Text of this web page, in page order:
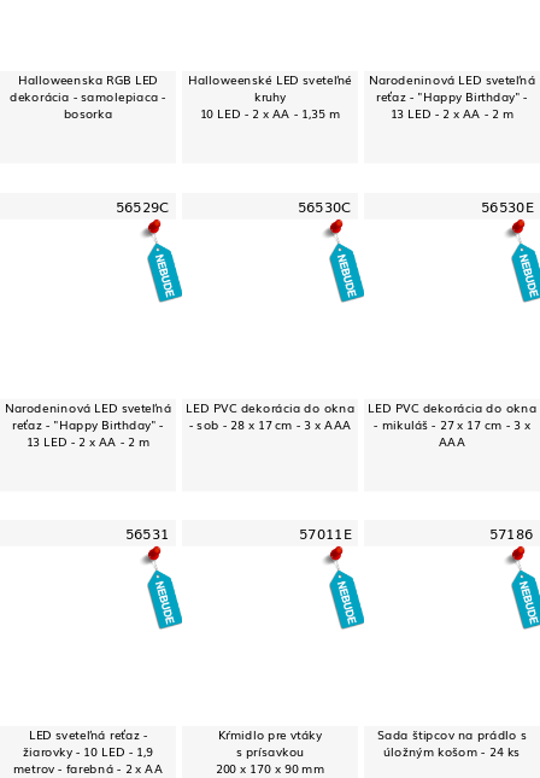
Halloweenska RGB LED
dekorácia - samolepiaca -
bosorka
Halloweenské LED sveteľné
kruhy
10 LED - 2 x AA - 1,35 m
Narodeninová LED sveteľná
reťaz - "Happy Birthday" -
13 LED - 2 x AA - 2 m
56529C
Narodeninová LED sveteľná
reťaz - "Happy Birthday" -
13 LED - 2 x AA - 2 m
56530C
LED PVC dekorácia do okna
- sob - 28 x 17 cm - 3 x AAA
56530E
LED PVC dekorácia do okna
- mikuláš - 27 x 17 cm - 3 x
AAA
56531
LED sveteľná reťaz -
žiarovky - 10 LED - 1,9
metrov - farebná - 2 x AA
57011E
Kŕmidlo pre vtáky
s prísavkou
200 x 170 x 90 mm
57186
Sada štipcov na prádlo s
úložným košom - 24 ks